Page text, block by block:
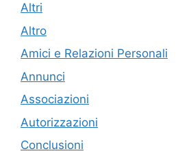
Altri
Altro
Amici e Relazioni Personali
Annunci
Associazioni
Autorizzazioni
Conclusioni